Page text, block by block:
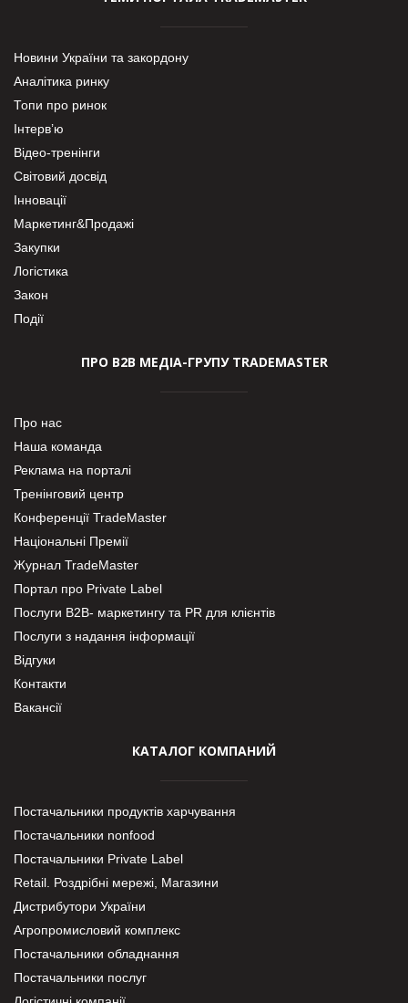
Новини України та закордону
Аналітика ринку
Топи про ринок
Інтерв’ю
Відео-тренінги
Світовий досвід
Інновації
Маркетинг&Продажі
Закупки
Логістика
Закон
Події
ПРО В2В МЕДІА-ГРУПУ TRADEMASTER
Про нас
Наша команда
Реклама на порталі
Тренінговий центр
Конференції TradeMaster
Національні Премії
Журнал TradeMaster
Портал про Private Label
Послуги В2В- маркетингу та PR для клієнтів
Послуги з надання інформації
Відгуки
Контакти
Вакансії
КАТАЛОГ КОМПАНИЙ
Постачальники продуктів харчування
Постачальники nonfood
Постачальники Private Label
Retail. Роздрібні мережі, Магазини
Дистрибутори України
Агропромисловий комплекс
Постачальники обладнання
Постачальники послуг